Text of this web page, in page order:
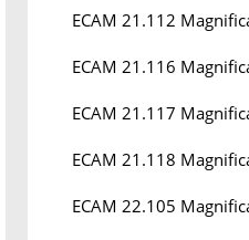
ECAM 21.112
ECAM 21.116
ECAM 21.117
ECAM 21.118
ECAM 22.105